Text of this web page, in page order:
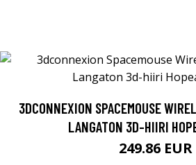
3DCONNEXION SPACEMOUSE
LANGATON 3D-HIIRI
249.86 EUR